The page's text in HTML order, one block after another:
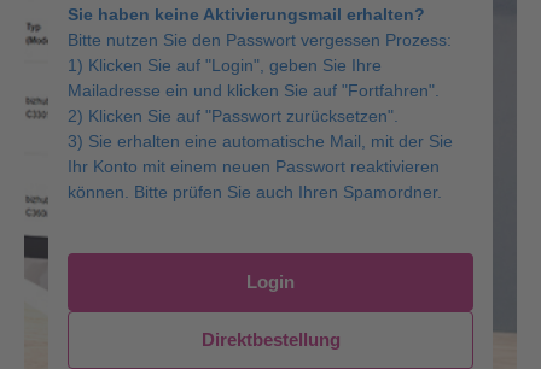
Sie haben keine Aktivierungsmail erhalten?
Bitte nutzen Sie den Passwort vergessen Prozess:
1) Klicken Sie auf "Login", geben Sie Ihre
Mailadresse ein und klicken Sie auf "Fortfahren".
2) Klicken Sie auf "Passwort zurücksetzen".
3) Sie erhalten eine automatische Mail, mit der Sie
Ihr Konto mit einem neuen Passwort reaktivieren
können. Bitte prüfen Sie auch Ihren Spamordner.
Login
Direktbestellung